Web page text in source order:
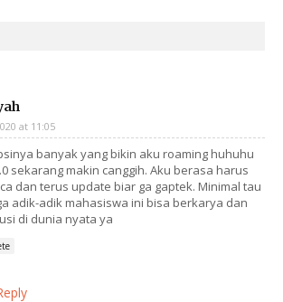
at 11:05
banyak yang bikin aku roaming huhuhu
sekarang makin canggih. Aku berasa harus
dan terus update biar ga gaptek. Minimal tau
adik-adik mahasiswa ini bisa berkarya dan
di dunia nyata ya